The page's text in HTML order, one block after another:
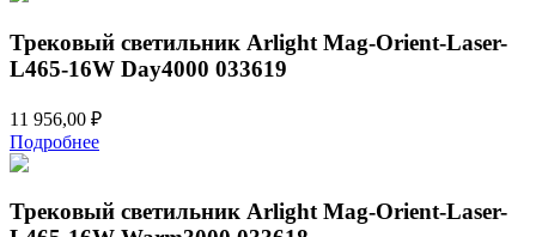
283,00 ₽.
Трековый светильник Arlight Mag-Orient-Laser-
L465-16W Day4000 033619
11 956,00 ₽
Подробнее
Трековый светильник Arlight Mag-Orient-Laser-